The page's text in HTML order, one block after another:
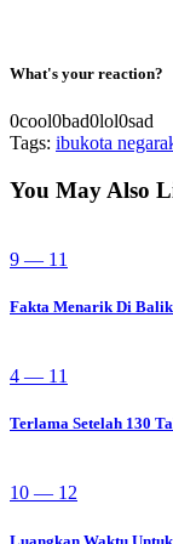
What's your reaction?
0cool0bad0lol0sad
Tags: ibukota negara
You May Also
9 — 11
Fakta Menarik Di
4 — 11
Terlama Setelah 130
10 — 12